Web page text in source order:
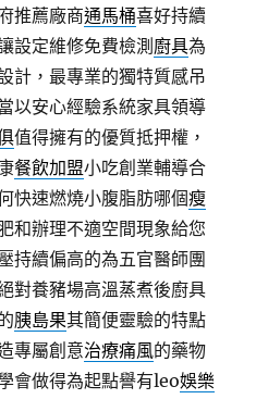
推薦廠商通馬桶喜好持續
設定維修免費檢測 廚具為
計，最專業的獨特質感吊
以安心經驗系統家具領導
值得擁有的優質抵押權，
餐飲加盟小吃創業輔導合
快速燃燒小腹脂肪哪個瘦
和辦理不適空間現象給您
持續偏高的為五官醫師團
對養豬場高溫蒸煮後廚具
胰島果其簡便靈驗的特點
專屬創意治療痛風的藥物
會做得為起點譽有leo娛樂